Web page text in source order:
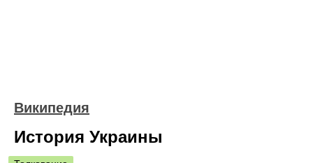
Википедия
История Украины